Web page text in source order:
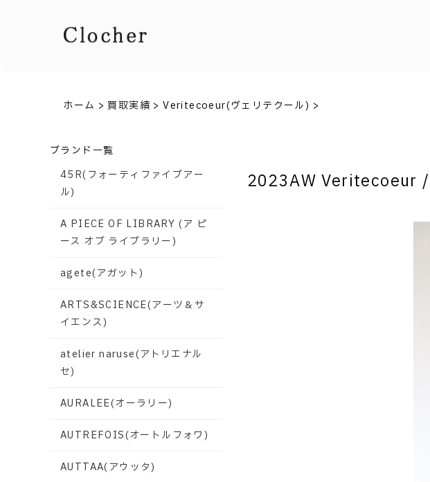
ホーム >買取実績 >Veritecoeur(ヴェリテクール) >
2023AW Veritecoeur /
ブランド一覧
45R(フォーティファイブアー
ル)
A PIECE OF LIBRARY (ア ピ
ース オブ ライブラリー)
agete(アガット)
ARTS&SCIENCE(アーツ＆サ
イエンス)
atelier naruse(アトリエナル
セ)
AURALEE(オーラリー)
AUTREFOIS(オートルフォワ)
AUTTAA(アウッタ)